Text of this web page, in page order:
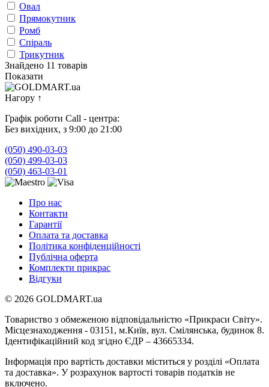
Овал
Прямокутник
Ромб
Спіраль
Трикутник
Знайдено 11 товарів
Показати
Нагору ↑
Графік роботи Call - центра:
Без вихідних, з 9:00 до 21:00
(050) 490-03-03
(050) 499-03-03
(050) 463-03-01
Про нас
Контакти
Гарантії
Оплата та доставка
Політика конфіденційності
Публічна оферта
Комплекти прикрас
Відгуки
© 2026 GOLDMART.ua
Товариство з обмеженою відповідальністю «Прикраси Світу».
Місцезнаходження - 03151, м.Київ, вул. Смілянська, будинок 8.
Ідентифікаційний код згідно ЄДР – 43665334.
Інформація про вартість доставки міститься у розділі «Оплата
та доставка». У розрахунок вартості товарів податків не
включено.